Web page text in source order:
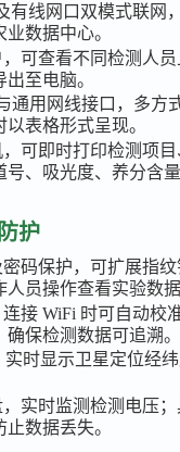
有线网口双模式联网
业数据中心。
可查看不同检测人
至电脑。
通用网线接口，多方
表格形式呈现。
可即时打印检测项
号、吸光度、养分含
护
码保护，可扩展指
员操作查看实验数据
连接 WiFi 时可自动校
保检测数据可追溯。
实时显示卫星定位经
实时监测检测电压
数据丢失。